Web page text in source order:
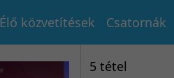
Élő közvetítések Csatornák
5 tétel